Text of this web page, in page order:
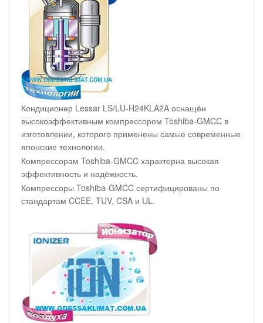
Кондиционер Lessar LS/LU-H24KLA2A оснащён
высокоэффективным компрессором Toshiba-GMCC в
изготовлении, которого применены самые современные
японские технологии.
Компрессорам Toshiba-GMCC характерна высокая
эффективность и надёжность.
Компрессоры Toshiba-GMCC сертифицированы по
стандартам CCEE, TUV, CSA и UL.